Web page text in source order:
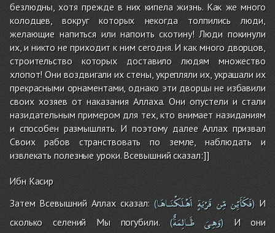
безлюдны, хотя прежде в них кипела жизнь. Как же много
колодцев, вокруг которых некогда толпились люди,
желающие напиться или напоить скотину! Люди покинули
их, и никто не приходит к ним сегодня. И как много дворцов,
строительство которых доставило людям множество
хлопот! Они воздвигали их стены, укрепляли их, украшали их
прекрасными орнаментами, однако эти дворцы не избавили
своих хозяев от наказания Аллаха. Они опустели и стали
назидательным примером для тех, кто внимает назиданиям
и способен размышлять. И поэтому далее Аллах призвал
Своих рабов странствовать по земле, наблюдать и
извлекать полезные уроки. Всевышний сказал:]]
Ибн Касир
Затем Всевышний Аллах сказал: ( فَكَأَيِّن مِّن قَرْيَةٍ أَهْلَكْنَـاهَا ) И
сколько селений Мы погубили. ( وَهِىَ ظَـالِمَةٌ )И они